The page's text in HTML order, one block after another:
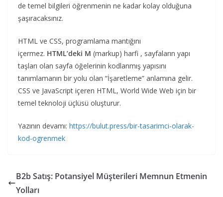
de temel bilgileri öğrenmenin ne kadar kolay olduğuna
şaşıracaksınız.
HTML ve CSS, programlama mantığını
içermez. HTML’deki M (markup) harfi , sayfaların yapı
taşları olan sayfa öğelerinin kodlanmış yapısını
tanımlamanın bir yolu olan “İşaretleme” anlamına gelir.
CSS ve JavaScript içeren HTML, World Wide Web için bir
temel teknoloji üçlüsü oluşturur.
Yazının devamı: https://bulut.press/bir-tasarimci-olarak-
kod-ogrenmek
B2b Satış: Potansiyel Müşterileri Memnun Etmenin
Yolları